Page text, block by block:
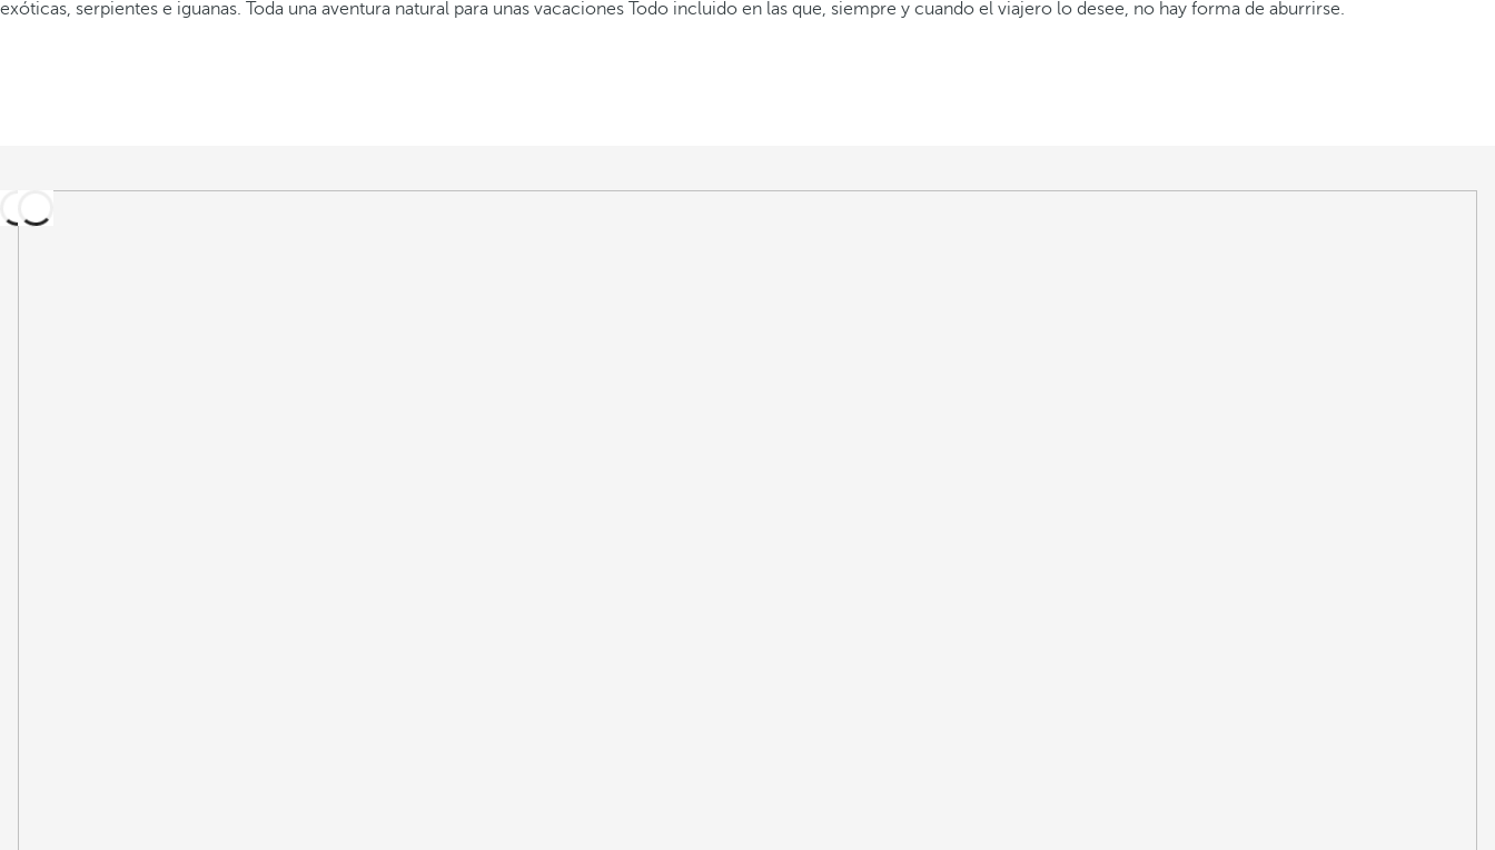
exóticas, serpientes e iguanas. Toda una aventura natural para unas vacaciones Todo incluido en las que, siempre y cuando el viajero lo desee, no hay forma de aburrirse.